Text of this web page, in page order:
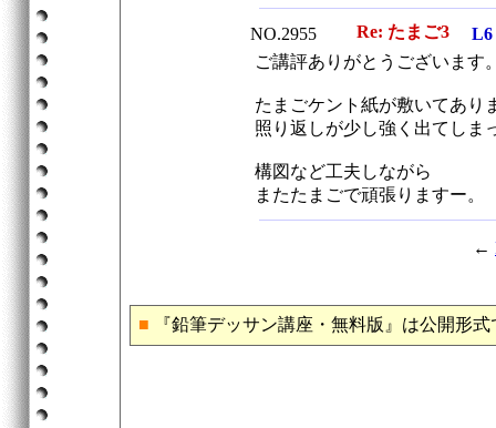
NO.2955 Re: たまご3
L6
ご講評ありがとうございます
たまごケント紙が敷いてあり
照り返しが少し強く出てしま
構図など工夫しながら
またたまごで頑張りますー。
←
■ 『鉛筆デッサン講座・無料版』は公開形